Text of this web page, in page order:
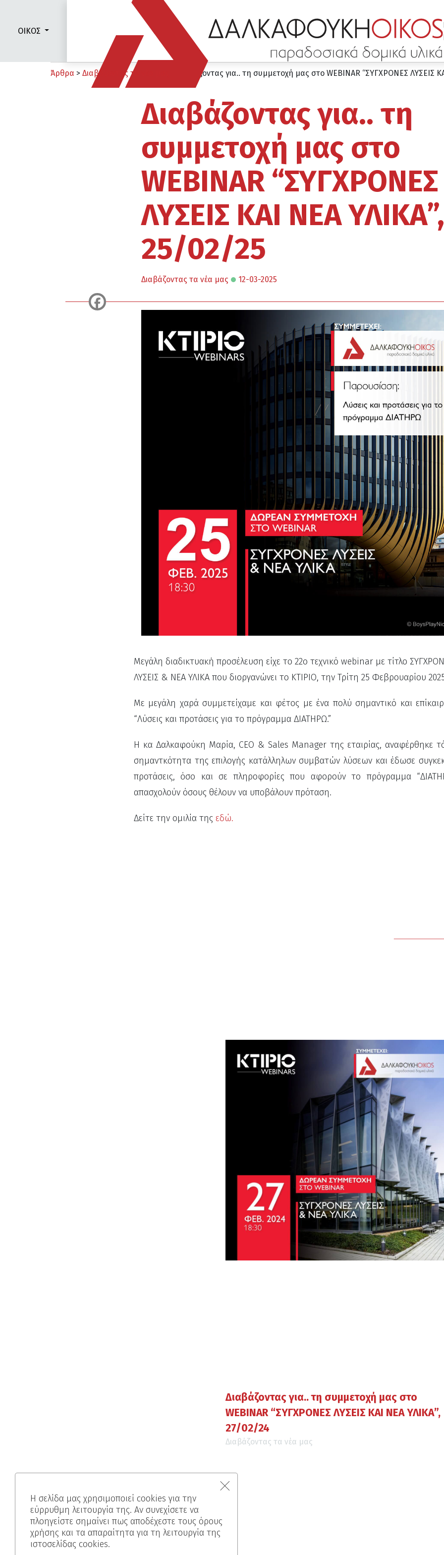
ΟΙΚΟΣ
Άρθρα > Διαβάζοντας τα νέα μας Διαβάζοντας για.. τη συμμετοχή μας στο WEBINAR “ΣΥΓΧΡΟΝΕΣ ΛΥΣΕΙΣ
Διαβάζοντας για.. τη
συμμετοχή μας στο
WEBINAR “ΣΥΓΧΡΟΝΕΣ
ΛΥΣΕΙΣ ΚΑΙ ΝΕΑ ΥΛΙΚΑ”,
25/02/25
Διαβάζοντας τα νέα μας 12-03-2025
Μεγάλη διαδικτυακή προσέλευση είχε το 22ο τεχνικό webinar με τίτλο
ΛΥΣΕΙΣ & ΝΕΑ ΥΛΙΚΑ που διοργανώνει το ΚΤΙΡΙΟ, την Τρίτη 25 Φεβρουαρίου
Με μεγάλη χαρά συμμετείχαμε και φέτος με ένα πολύ σημαντικό και
“Λύσεις και προτάσεις για το πρόγραμμα ΔΙΑΤΗΡΩ.”
Η κα Δαλκαφούκη Μαρία, CEO & Sales Manager της εταιρίας, αναφέρθηκε
σημαντκότητα της επιλογής κατάλληλων συμβατών λύσεων και έδωσε
προτάσεις, όσο και σε πληροφορίες που αφορούν το πρόγραμμα
απασχολούν όσους θέλουν να υποβάλουν πρόταση.
Δείτε την ομιλία της εδώ.
Διαβάζοντας για.. τη συμμετοχή μας στο
WEBINAR “ΣΥΓΧΡΟΝΕΣ ΛΥΣΕΙΣ ΚΑΙ ΝΕΑ ΥΛΙΚΑ”,
27/02/24
Διαβάζοντας τα νέα μας
Η σελίδα μας χρησιμοποιεί cookies για την
εύρρυθμη λειτουργία της. Αν συνεχίσετε να
πλοηγείστε σημαίνει πως αποδέχεστε τους όρους
χρήσης και τα απαραίτητα για τη λειτουργία της
ιστοσελίδας cookies.